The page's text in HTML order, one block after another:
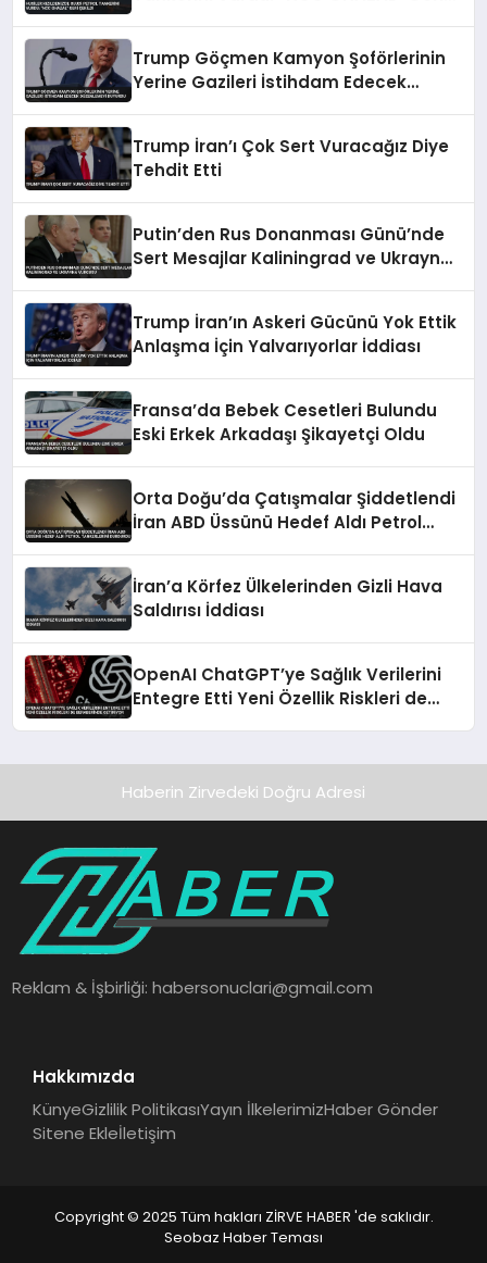
Trump Göçmen Kamyon Şoförlerinin
Yerine Gazileri İstihdam Edecek
Trump İran’ı Çok Sert Vuracağız Diye
Tehdit Etti
Putin’den Rus Donanması Günü’nde
Sert Mesajlar Kaliningrad ve Ukrayna
Trump İran’ın Askeri Gücünü Yok Ettik
Anlaşma İçin Yalvarıyorlar İddiası
Fransa’da Bebek Cesetleri Bulundu
Eski Erkek Arkadaşı Şikayetçi Oldu
Orta Doğu’da Çatışmalar Şiddetlendi
İran ABD Üssünü Hedef Aldı Petrol
İran’a Körfez Ülkelerinden Gizli Hava
Saldırısı İddiası
OpenAI ChatGPT’ye Sağlık Verilerini
Entegre Etti Yeni Özellik Riskleri de
Haberin Zirvedeki Doğru Adresi
Reklam & İşbirliği:habersonuclari@gmail.com
Hakkımızda
KünyeGizlilik PolitikasıYayın İlkelerimizHaber Gönder
Sitene Ekleİletişim
Copyright © 2025 Tüm hakları ZİRVE HABER 'de saklıdır.
Seobaz Haber Teması